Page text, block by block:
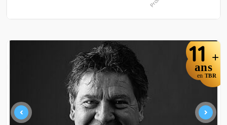
11 +
ans
en TBR